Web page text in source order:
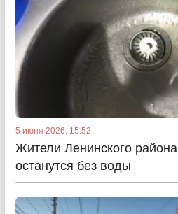
5 июня 2026, 15:52
Жители Ленинского
останутся без воды